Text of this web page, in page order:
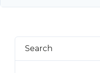
Search